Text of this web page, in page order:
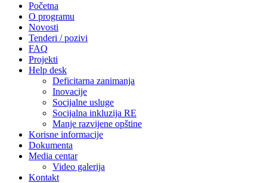
Početna
O programu
Novosti
Tenderi / pozivi
FAQ
Projekti
Help desk
Deficitarna zanimanja
Inovacije
Socijalne usluge
Socijalna inkluzija RE
Manje razvijene opštine
Korisne informacije
Dokumenta
Media centar
Video galerija
Kontakt